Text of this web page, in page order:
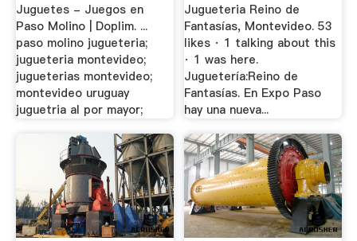
Juguetes - Juegos en
Paso Molino | Doplim. ...
paso molino jugueteria;
jugueteria montevideo;
jugueterias montevideo;
montevideo uruguay
juguetria al por mayor;
Jugueteria Reino de
Fantasías, Montevideo. 53
likes · 1 talking about this
· 1 was here.
Juguetería:Reino de
Fantasías. En Expo Paso
hay una nueva...